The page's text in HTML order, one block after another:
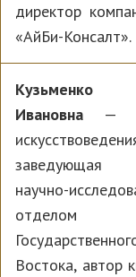
директор
«АйБи-Консалт».
Кузьменко
Ивановна —
заведующая
научно-
отделом
Востока, автор